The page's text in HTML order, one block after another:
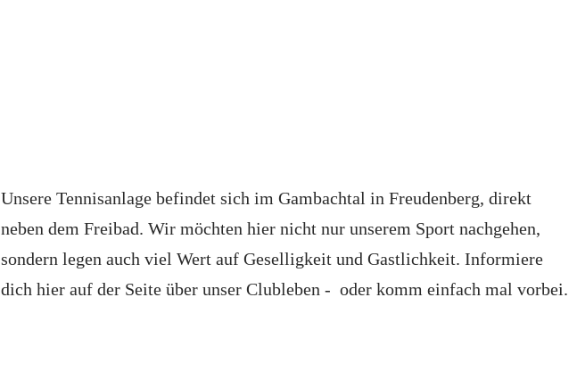
Unsere Tennisanlage befindet sich im Gambachtal in Freudenberg, direkt
neben dem Freibad. Wir möchten hier nicht nur unserem Sport nachgehen,
sondern legen auch viel Wert auf Geselligkeit und Gastlichkeit. Informiere
dich hier auf der Seite über unser Clubleben - oder komm einfach mal vorbei.